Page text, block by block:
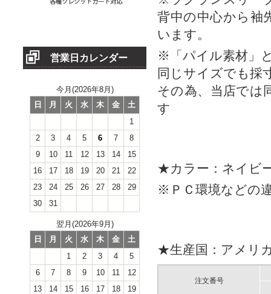
営業日カレンダー
今月(2026年8月)
日
月 火 水 木 金
土
1
2
3 4 5 6 7
8
9
10 11 12 13 14
15
16
17 18 19 20 21
22
23
24 25 26 27 28
29
30
31
翌月(2026年9月)
日
月 火 水 木 金
土
1
2 3 4
5
6
7 8 9 10 11
12
13
14 15 16 17 18
19
背中の中心から袖
います。
※「パイル素材」
同じサイズでも採
その為、当店では
す
★カラー：ネイビ
※ＰＣ環境などの
★生産国：アメリ
注文番号